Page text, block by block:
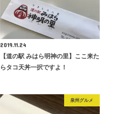
2019.11.24
【道の駅 みはら明神の里】ここ来た
らタコ天丼一択ですよ！
泉州グルメ